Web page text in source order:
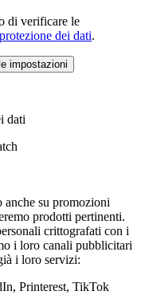
di verificare le
dei dati.
impostazioni
dati
su promozioni
prodotti pertinenti.
crittografati con i
i loro canali pubblicitari
i loro servizi:
Printerest, TikTok